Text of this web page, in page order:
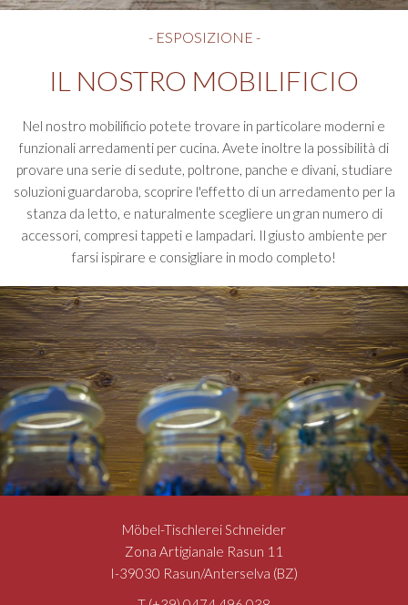
- ESPOSIZIONE -
IL NOSTRO MOBILIFICIO
Nel nostro mobilificio potete trovare in particolare moderni e
funzionali arredamenti per cucina. Avete inoltre la possibilità di
provare una serie di sedute, poltrone, panche e divani, studiare
soluzioni guardaroba, scoprire l'effetto di un arredamento per la
stanza da letto, e naturalmente scegliere un gran numero di
accessori, compresi tappeti e lampadari. Il giusto ambiente per
farsi ispirare e consigliare in modo completo!
Möbel-Tischlerei Schneider
Zona Artigianale Rasun 11
I-39030 Rasun/Anterselva (BZ)